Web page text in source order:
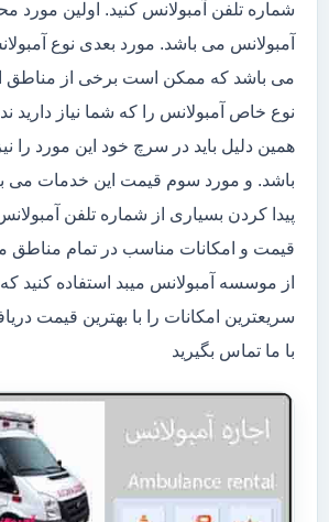
شماره تلفن آمبولانس کنید. اولین مورد
آمبولانس می باشد. مورد بعدی نوع
می باشد که ممکن است برخی از مناطق
نوع خاص آمبولانس را که شما نیاز دارید
همین دلیل باید در سرچ خود این مورد را
باشد. و مورد سوم قیمت این خدمات می
پیدا کردن بسیاری از شماره تلفن
قیمت و امکانات مناسب در تمام مناطق
از موسسه آمبولانس میبد استفاده کنید
سریعترین امکانات را با بهترین قیمت
با ما تماس بگیرید